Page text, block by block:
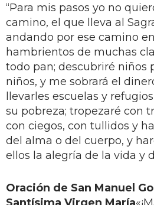
“Para mis pasos yo no
camino, el que lleva al
andando por ese camino
hambrientos de muchas
todo pan; descubriré niños
niños, y me sobrará el
llevarles escuelas y
su pobreza; tropezaré con
con ciegos, con tullidos y
del alma o del cuerpo, y
ellos la alegría de la vida y
Oración de San Manuel